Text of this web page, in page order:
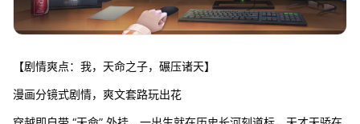
【剧情爽点：我，天命之子，碾压诸天】
漫画分镜式剧情，爽文套路玩出花